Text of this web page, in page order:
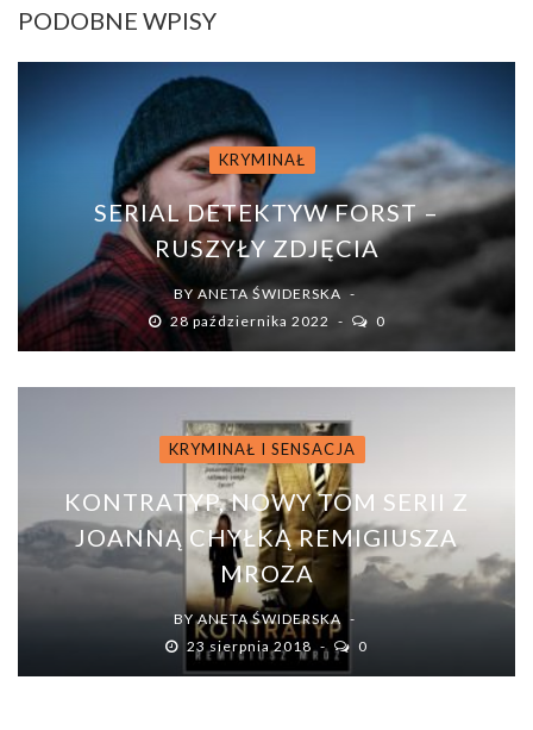
PODOBNE WPISY
KRYMINAŁ
SERIAL DETEKTYW FORST –
RUSZYŁY ZDJĘCIA
BY ANETA ŚWIDERSKA
28 października 2022
0
KRYMINAŁ I SENSACJA
KONTRATYP, NOWY TOM SERII Z
JOANNĄ CHYŁKĄ REMIGIUSZA
MROZA
BYANETA ŚWIDERSKA
23 sierpnia 2018
0